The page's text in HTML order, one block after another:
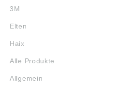
3M
Elten
Haix
Alle Produkte
Allgemein